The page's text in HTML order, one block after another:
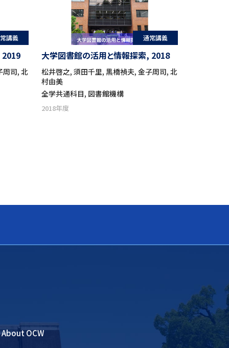
講義
周司, 北
通常講義
大学図書館の活用と情報探索, 2018
松井啓之, 須田千里, 黒橋禎夫, 金子周司, 北
村由美
全学共通科目, 図書館機構
2018年度
About OCW